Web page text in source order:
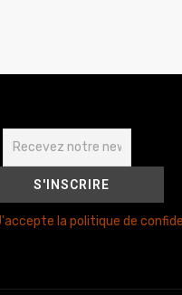
la politique de